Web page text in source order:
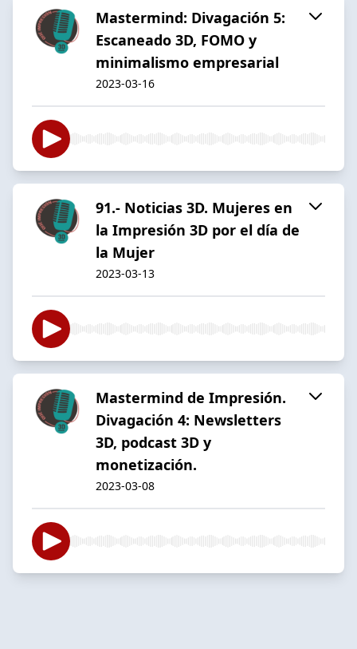
Mastermind: Divagación 5:
Escaneado 3D, FOMO y
minimalismo empresarial
2023-03-16
91.- Noticias 3D. Mujeres en
la Impresión 3D por el día de
la Mujer
2023-03-13
Mastermind de Impresión.
Divagación 4: Newsletters
3D, podcast 3D y
monetización.
2023-03-08